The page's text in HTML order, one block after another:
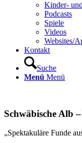
Kinder-
Podcasts
Spiele
Videos
Websites/
Kontakt
Suche
Menü Menü
Schwäbische Alb
„Spektakuläre Funde